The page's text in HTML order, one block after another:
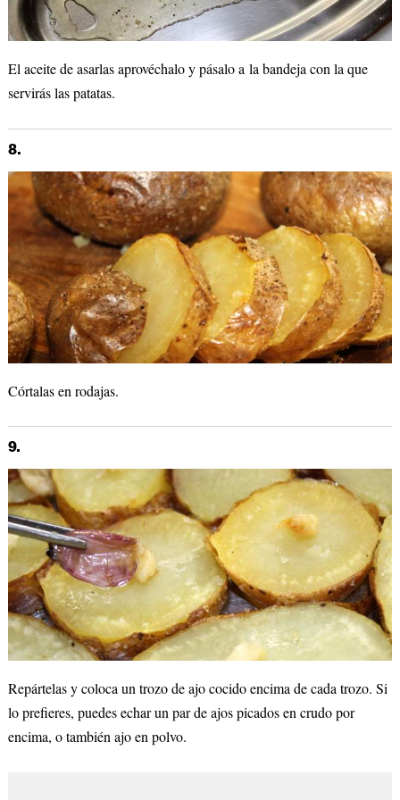
El aceite de asarlas aprovéchalo y pásalo a la bandeja con la que
servirás las patatas.
8.
Córtalas en rodajas.
9.
Repártelas y coloca un trozo de ajo cocido encima de cada trozo. Si
lo prefieres, puedes echar un par de ajos picados en crudo por
encima, o también ajo en polvo.